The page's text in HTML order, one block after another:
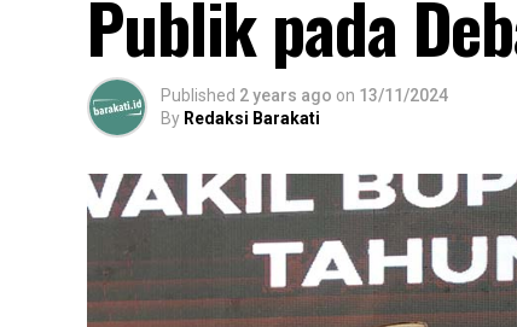
Publik pada
Published 2 years ago on 13/11/2024
By Redaksi Barakati